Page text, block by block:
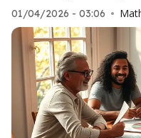
01/04/2026 - 03:06 •